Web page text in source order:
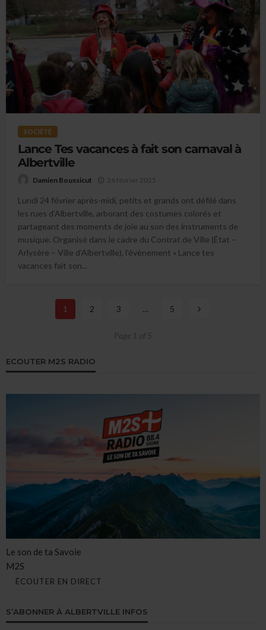
SOCIÉTÉ
Lance Tes vacances à fait son carnaval à
Albertville
Damien Boussicut 26 février 2025
Lundi 24 février après-midi, petits et grands ont défilé dans
les rues d’Albertville, arborant des costumes colorés et
partageant des moments de joie au son des instruments de
musique. Organisé dans le cadre du Contrat de Ville (État –
Arlysère – Ville d’Albertville), l’évènement « Lance tes
vacances fait son...
1 2 3 … 5
Page 1 of 5
ECOUTER M2S RADIO
Le son de ta Savoie
M2S
ÉCOUTER EN DIRECT
S’ABONNER À ALBERTVILLE INFOS